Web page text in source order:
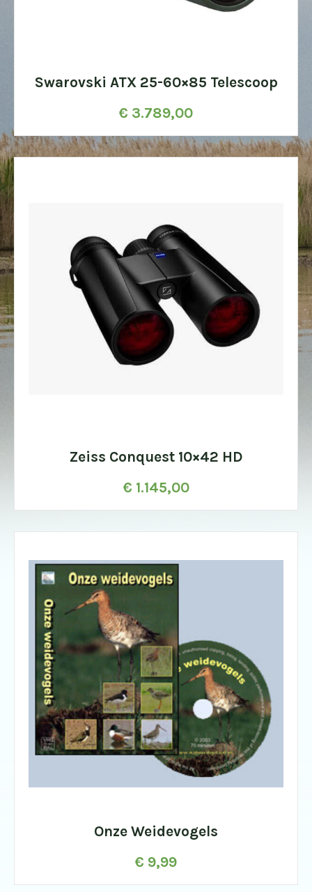
Swarovski ATX 25-60×85 Telescoop
€ 3.789,00
Zeiss Conquest 10×42 HD
€ 1.145,00
Onze Weidevogels
€ 9,99